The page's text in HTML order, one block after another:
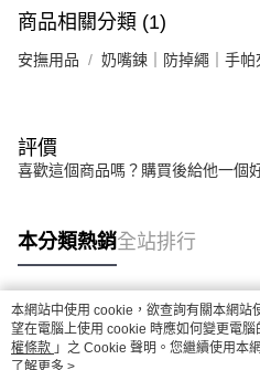
商品相關分類 (1)
安撫用品 奶嘴鍊｜防掉繩｜手帕
評價
喜歡這個商品嗎？購買後給他一個
本分類熱銷全站排行
熱門標籤
本網站中使用 cookie，欲查詢有關本網站
望在電腦上使用 cookie 時應如何變更電
權條款 」之 Cookie 聲明。您繼續使用本
用條款之 Cookie 聲明使用 cookie。
了解更多 >